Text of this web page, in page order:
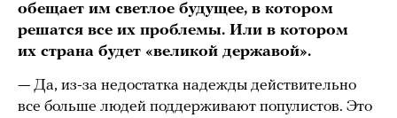
обещает им светлое будущее, в котором
решатся все их проблемы. Или в котором
их страна будет «великой державой».
— Да, из-за недостатка надежды действительно
все больше людей поддерживают популистов. Это